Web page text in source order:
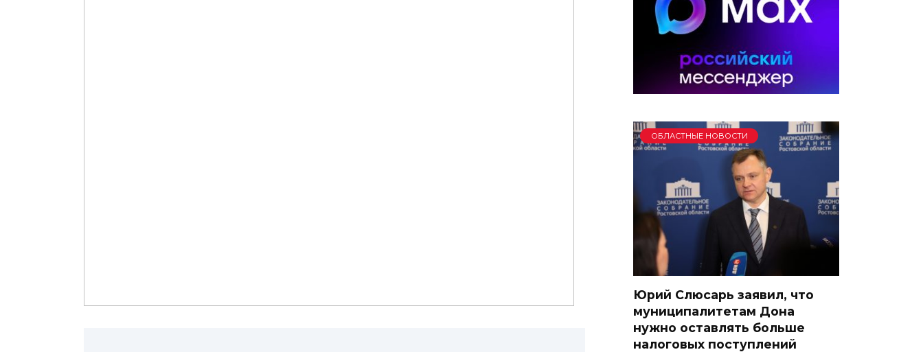
ОБЛАСТНЫЕ НОВОСТИ
Юрий Слюсарь заявил, что
муниципалитетам Дона
нужно оставлять больше
налоговых поступлений